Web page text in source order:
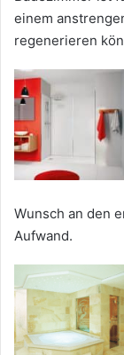
einem
regenerieren
Wunsch an den
Aufwand.